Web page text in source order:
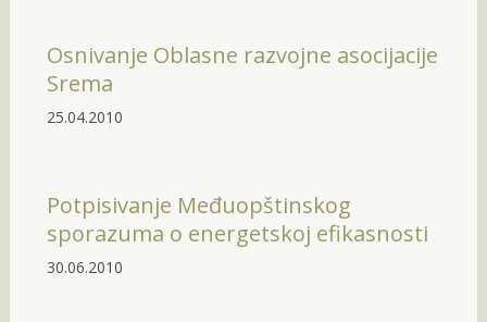
Osnivanje Oblasne razvojne asocijacije
Srema
25.04.2010
Potpisivanje Međuopštinskog
sporazuma o energetskoj efikasnosti
30.06.2010